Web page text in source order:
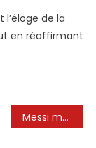
Dit
Que
Mais
Lionel
de la
en réaffirmant
Messi making fun of Ronaldo and his son😱😭! Ronaldo🐐 Messi #cartoon